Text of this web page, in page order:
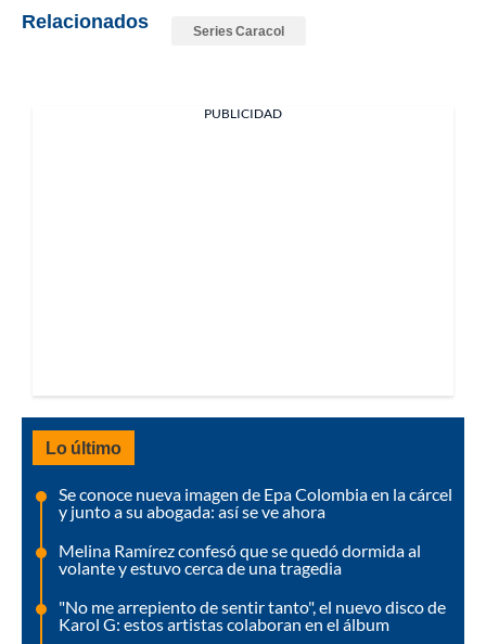
Relacionados Series Caracol
PUBLICIDAD
Lo último
Se conoce nueva imagen de Epa Colombia en la cárcel
y junto a su abogada: así se ve ahora
Melina Ramírez confesó que se quedó dormida al
volante y estuvo cerca de una tragedia
"No me arrepiento de sentir tanto", el nuevo disco de
Karol G: estos artistas colaboran en el álbum